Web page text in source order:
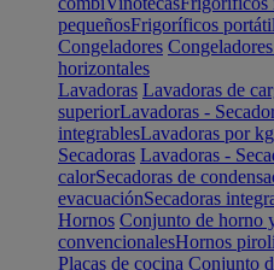
pequeñosFrigoríficos
Congeladores
horizontales
Lavadoras Lavadoras de
superiorLavadoras -
integrablesLavadoras por kg
Secadoras Lavadoras -
calorSecadoras de
evacuaciónSecadoras
Hornos Conjunto de horno
convencionalesHornos
Placas de cocina Conjunto